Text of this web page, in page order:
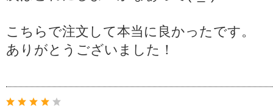
こちらで注文して本当に良かったです。
ありがとうございました！